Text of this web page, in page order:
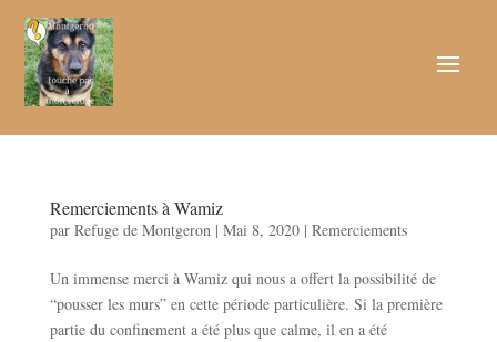
Remerciements à Wamiz
par Refuge de Montgeron| Mai 8, 2020| Remerciements
Un immense merci à Wamiz qui nous a offert la possibilité de
“pousser les murs” en cette période particulière. Si la première
partie du confinement a été plus que calme, il en a été